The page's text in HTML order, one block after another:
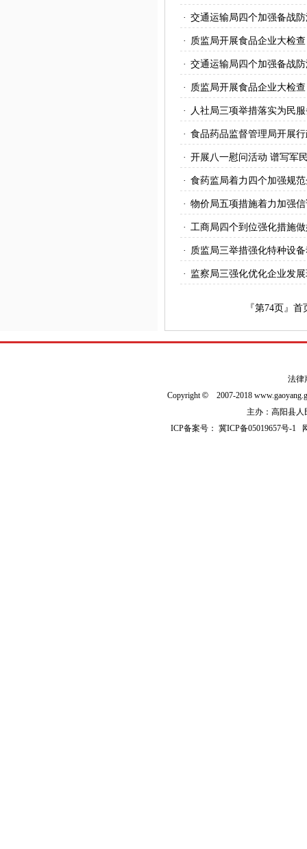
· 交通运输局四个加强备战
· 质监局开展食品企业大检查
· 交通运输局四个加强备战
· 质监局开展食品企业大检查
· 人社局三项举措落实为民
· 食品药品监督管理局开展
· 开展八一慰问活动 谱写军
· 食药监局着力四个加强规
· 物价局五项措施着力加强
· 工商局四个到位强化措施
· 质监局三举措强化特种设
· 监察局三强化优化企业发
『第74页』 首
法律
Copyright© 2007-2018
主办：高阳县人
ICP备案号：冀ICP备05019657号-1